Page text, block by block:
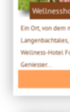
Ein Ort, von dem
Wellness-Hotel
Geniesser...